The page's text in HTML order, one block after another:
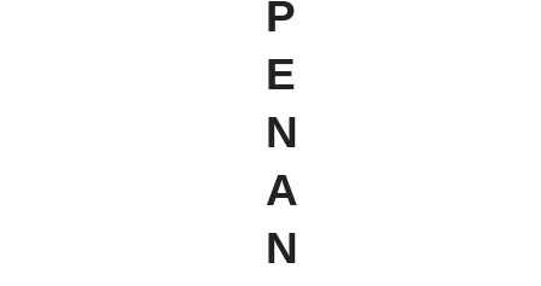
P
E
N
A
N